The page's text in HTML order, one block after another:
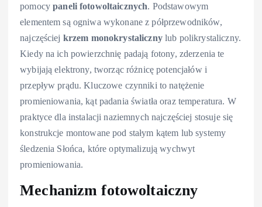
pomocypaneli fotowoltaicznych. Podstawowym
elementem są ogniwa wykonane z półprzewodników,
najczęściej krzem monokrystalicznylub polikrystaliczny.
Kiedy na ich powierzchnię padają fotony, zderzenia te
wybijają elektrony, tworząc różnicę potencjałów i
przepływ prądu. Kluczowe czynniki to natężenie
promieniowania, kąt padania światła oraz temperatura. W
praktyce dla instalacji naziemnych najczęściej stosuje się
konstrukcje montowane pod stałym kątem lub systemy
śledzenia Słońca, które optymalizują wychwyt
promieniowania.
Mechanizm fotowoltaiczny